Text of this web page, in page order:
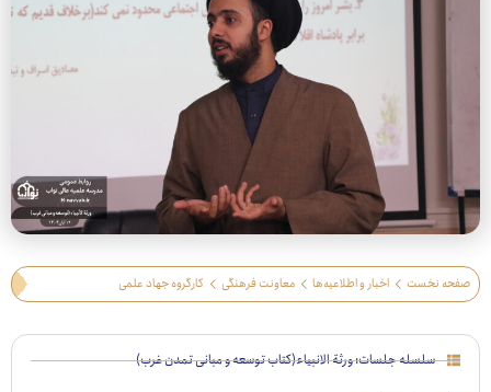
نخست اخبار و اطلاعیه‌ها معاونت فرهنگی کارگروه جهاد علمی
سلسله جلسات: ورثة الانبیاء(کتاب توسعه و مبانی تمدن غرب)